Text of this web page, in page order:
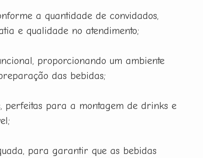
a quantidade de convidados,
e qualidade no atendimento;
proporcionando um ambiente
das bebidas;
perfeitas para a montagem de drinks e
para garantir que as bebidas